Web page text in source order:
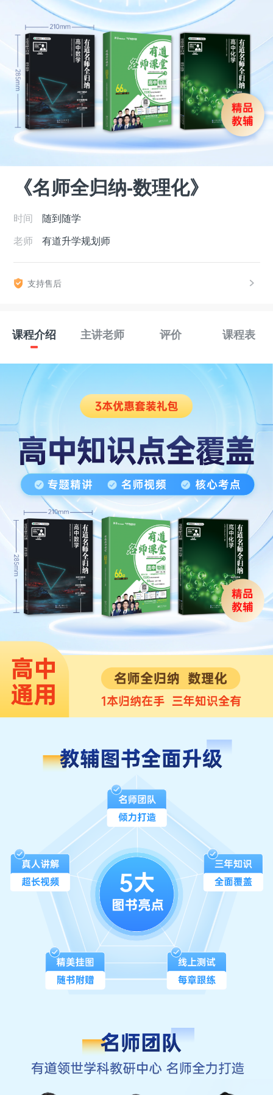
《名师全归纳-数理化》
时间
随到随学
老师
有道升学规划师
支持售后
课程介绍 主讲老师 评价 课程表